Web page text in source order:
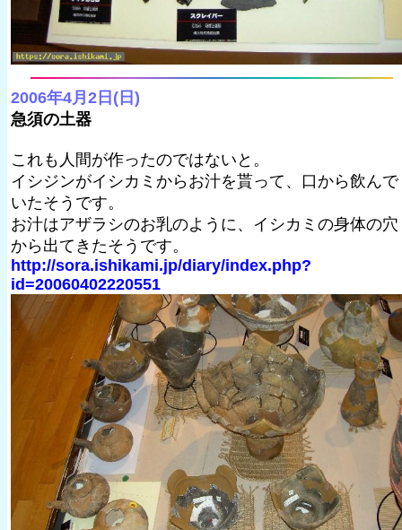
2006年4月2日(日)
急須の土器
これも人間が作ったのではないと。
イシジンがイシカミからお汁を貰って、口から飲んで
いたそうです。
お汁はアザラシのお乳のように、イシカミの身体の穴
から出てきたそうです。
http://sora.ishikami.jp/diary/index.php?
id=20060402220551